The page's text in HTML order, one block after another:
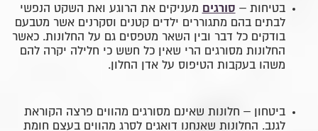
בטיחות – סורגים מעניקים את הרוגע ואת השקט הנפשי
לבתים בהם מתגוררים ילדים קטנים וסקרנים אשר מטבעם
בודקים כל דבר ובין השאר מטפסים גם על החלונות. כאשר
החלונות מסורגים הרי שאין כל חשש כי חלילה יקרה להם
משהו בעקבות הטיפוס על אדן החלון.
ביטחון – חלונות שאינם מסורגים מהווים פרצה הקוראת
לגנב. החלונות שאנחנו דואגים לסרג מהווים בעצם חומת